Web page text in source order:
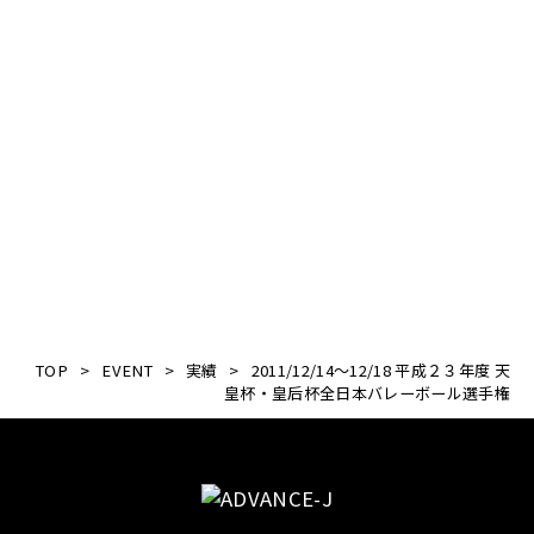
TOP > EVENT > 実績 > 2011/12/14～12/18 平成２３年度 天
皇杯・皇后杯全日本バレーボール選手権